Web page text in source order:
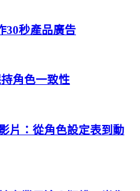
30秒產品廣告
持角色一致性
片：從角色設定表到動